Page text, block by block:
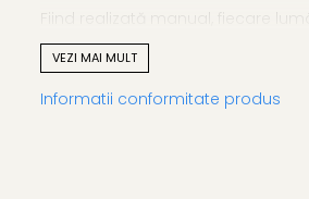
Fiind realizată manual, fiecare
pentru a aduce magie și căldură
VEZI MAI MULT
Informatii conformitate produs